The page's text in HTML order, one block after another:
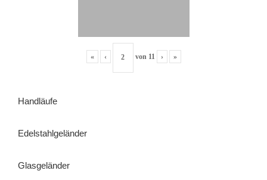
« ‹ von 11 › »
Handläufe
Edelstahlgeländer
Glasgeländer